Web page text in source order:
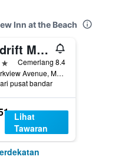
Inn at the Beach
westdrift Manhattan Beach, Autograph Collection
Cemerlang 8.4
1400 Parkview Avenue, Manhattan Beach, CA, Amerika Syarikat
pusat bandar
Lihat
Tawaran